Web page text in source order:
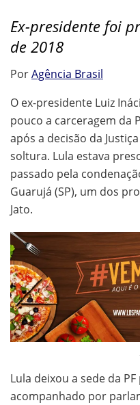
Ex-presidente foi
de 2018
PorAgência Brasil
O ex-presidente Luiz
pouco a carceragem da
após a decisão da
soltura. Lula estava
passado pela
Guarujá (SP), um dos
Jato.
Lula deixou a sede da
acompanhado por